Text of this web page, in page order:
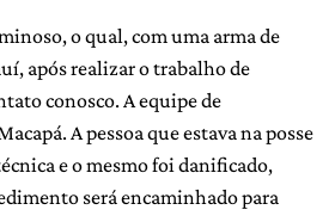
o qual, com uma arma de
após realizar o trabalho de
conosco. A equipe de
A pessoa que estava na posse
e o mesmo foi danificado,
será encaminhado para